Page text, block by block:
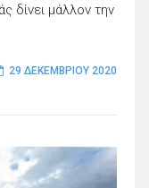
δίνει μάλλον την
29 ΔΕΚΕΜΒΡΊΟΥ 2020